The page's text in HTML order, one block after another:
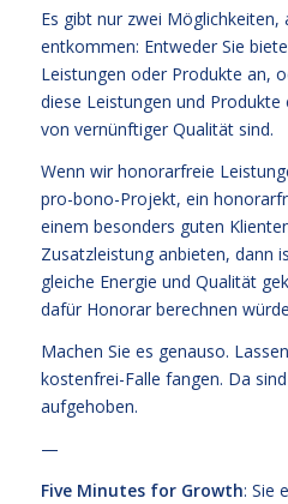
Es gibt nur zwei Möglichkeiten,
entkommen: Entweder Sie
Leistungen oder Produkte an,
diese Leistungen und
von vernünftiger Qualität sind.
Wenn wir honorarfreie
pro-bono-Projekt, ein
einem besonders guten
Zusatzleistung anbieten, dann
gleiche Energie und Qualität
dafür Honorar berechnen
Machen Sie es genauso.
kostenfrei-Falle fangen. Da
aufgehoben.
—
Five Minutes for Growth: Sie